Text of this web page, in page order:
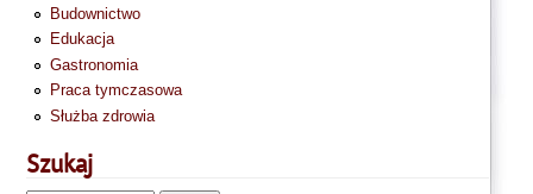
Budownictwo
Edukacja
Gastronomia
Praca tymczasowa
Służba zdrowia
Szukaj